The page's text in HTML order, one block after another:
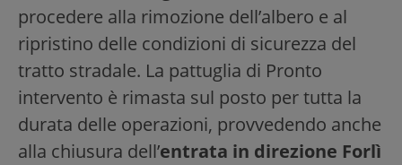
procedere alla rimozione dell’albero e al
ripristino delle condizioni di sicurezza del
tratto stradale. La pattuglia di Pronto
intervento è rimasta sul posto per tutta la
durata delle operazioni, provvedendo anche
alla chiusura dell’entrata in direzione Forlì